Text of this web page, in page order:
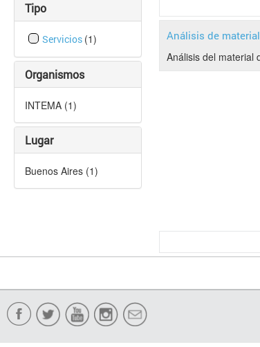
Tipo
Servicios (1)
Organismos
INTEMA (1)
Lugar
Buenos Aires (1)
Análisis de
Análisis del material